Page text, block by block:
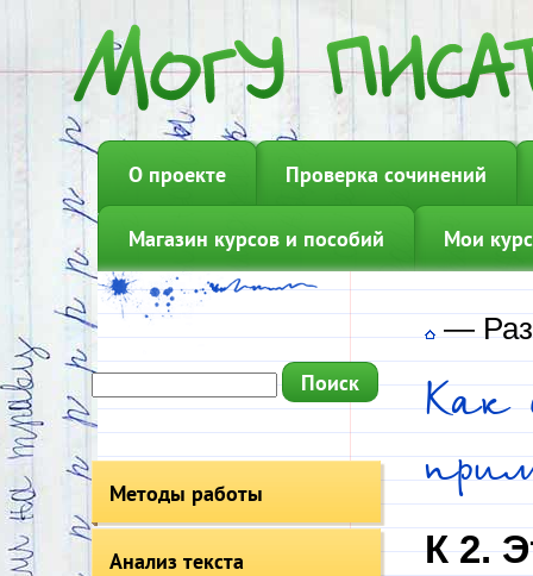
О проекте Проверка сочинений
Магазин курсов и пособий Мои
Методы работы
Анализ текста
—
Как
К 2.